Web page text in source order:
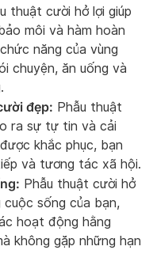
thuật cười hở lợi giúp
môi và hàm hoàn
năng của vùng
chuyện, ăn uống và
đẹp: Phẫu thuật
ra sự tự tin và cải
khắc phục, bạn
và tương tác xã hội.
Phẫu thuật cười hở
sống của bạn,
hoạt động hằng
không gặp những hạn